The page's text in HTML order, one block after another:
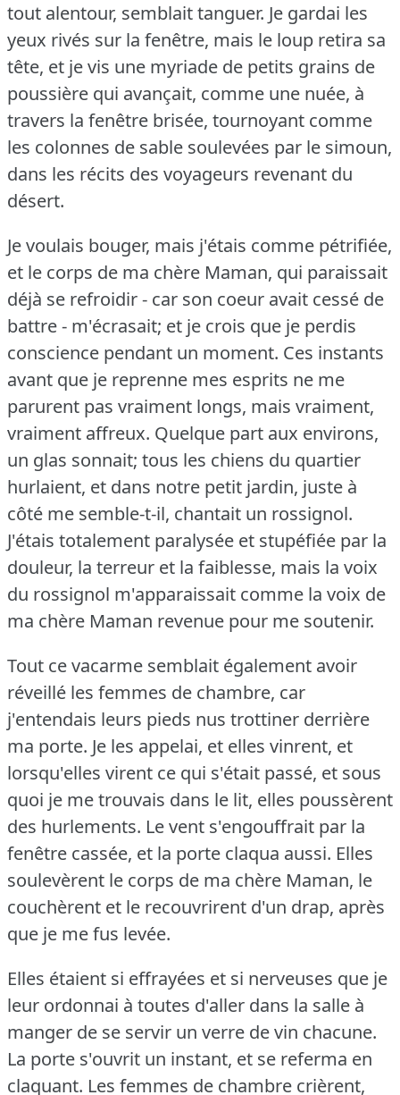
tout alentour, semblait tanguer. Je gardai les
yeux rivés sur la fenêtre, mais le loup retira sa
tête, et je vis une myriade de petits grains de
poussière qui avançait, comme une nuée, à
travers la fenêtre brisée, tournoyant comme
les colonnes de sable soulevées par le simoun,
dans les récits des voyageurs revenant du
désert.
Je voulais bouger, mais j'étais comme pétrifiée,
et le corps de ma chère Maman, qui paraissait
déjà se refroidir - car son coeur avait cessé de
battre - m'écrasait; et je crois que je perdis
conscience pendant un moment. Ces instants
avant que je reprenne mes esprits ne me
parurent pas vraiment longs, mais vraiment,
vraiment affreux. Quelque part aux environs,
un glas sonnait; tous les chiens du quartier
hurlaient, et dans notre petit jardin, juste à
côté me semble-t-il, chantait un rossignol.
J'étais totalement paralysée et stupéfiée par la
douleur, la terreur et la faiblesse, mais la voix
du rossignol m'apparaissait comme la voix de
ma chère Maman revenue pour me soutenir.
Tout ce vacarme semblait également avoir
réveillé les femmes de chambre, car
j'entendais leurs pieds nus trottiner derrière
ma porte. Je les appelai, et elles vinrent, et
lorsqu'elles virent ce qui s'était passé, et sous
quoi je me trouvais dans le lit, elles poussèrent
des hurlements. Le vent s'engouffrait par la
fenêtre cassée, et la porte claqua aussi. Elles
soulevèrent le corps de ma chère Maman, le
couchèrent et le recouvrirent d'un drap, après
que je me fus levée.
Elles étaient si effrayées et si nerveuses que je
leur ordonnai à toutes d'aller dans la salle à
manger de se servir un verre de vin chacune.
La porte s'ouvrit un instant, et se referma en
claquant. Les femmes de chambre crièrent,